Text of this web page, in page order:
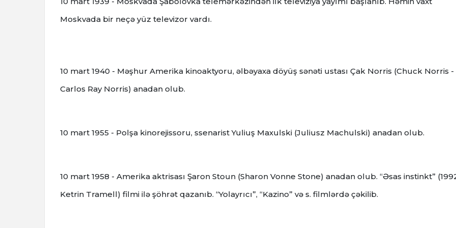
Moskvada bir neçə yüz televizor vardı.
10 mart 1940 - Məşhur Amerika kinoaktyoru, əlbəyaxa döyüş sənəti ustası Çak Norris (Chuck Norris -
Carlos Ray Norris) anadan olub.
10 mart 1955 - Polşa kinorejissoru, ssenarist Yuliuş Maxulski (Juliusz Machulski) anadan olub.
10 mart 1958 - Amerika aktrisası Şaron Stoun (Sharon Vonne Stone) anadan olub. “Əsas instinkt”
Ketrin Tramell) filmi ilə şöhrət qazanıb. “Yolayrıcı”, “Kazino” və s. filmlərdə çəkilib.